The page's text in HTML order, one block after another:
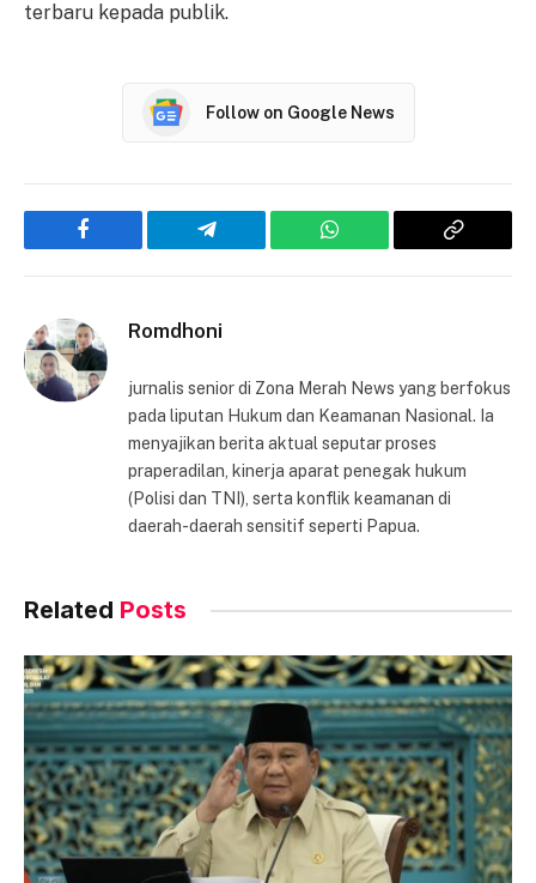
terbaru kepada publik.
Follow on Google News
Facebook Telegram WhatsApp
Copy
Romdhoni
jurnalis senior di Zona Merah News yang berfokus
pada liputan Hukum dan Keamanan Nasional. Ia
menyajikan berita aktual seputar proses
praperadilan, kinerja aparat penegak hukum
(Polisi dan TNI), serta konflik keamanan di
daerah-daerah sensitif seperti Papua.
Related Posts